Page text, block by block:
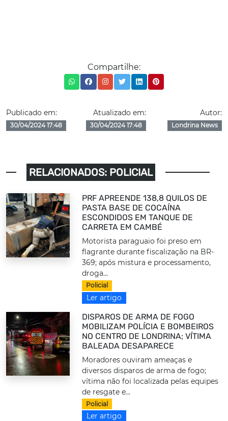
Compartilhe:
Publicado em:
30/04/2024 17:48
Atualizado em:
30/04/2024 17:48
Autor:
Londrina News
RELACIONADOS: POLICIAL
PRF APREENDE 138,8 QUILOS DE
PASTA BASE DE COCAÍNA
ESCONDIDOS EM TANQUE DE
CARRETA EM CAMBÉ
Motorista paraguaio foi preso em
flagrante durante fiscalização na BR-
369; após mistura e processamento,
droga...
Policial
Ler artigo
DISPAROS DE ARMA DE FOGO
MOBILIZAM POLÍCIA E BOMBEIROS
NO CENTRO DE LONDRINA; VÍTIMA
BALEADA DESAPARECE
Moradores ouviram ameaças e
diversos disparos de arma de fogo;
vítima não foi localizada pelas equipes
de resgate e...
Policial
Ler artigo